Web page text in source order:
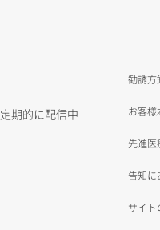
定期的に配信中
勧誘方
お客
先進医
告知に
サイト